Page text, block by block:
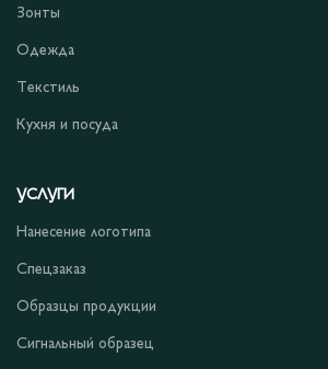
Зонты
Одежда
Текстиль
Кухня и посуда
УСЛУГИ
Нанесение логотипа
Спецзаказ
Образцы продукции
Сигнальный образец